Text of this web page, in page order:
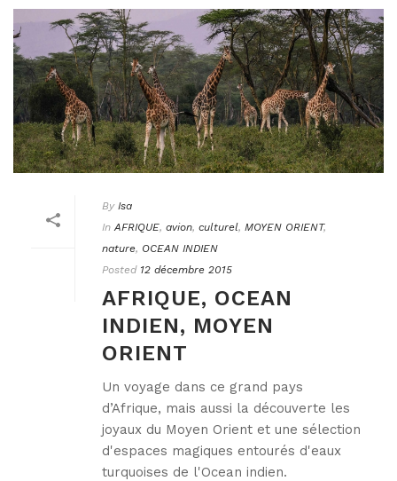
By Isa
In AFRIQUE, avion, culturel, MOYEN ORIENT,
nature, OCEAN INDIEN
Posted 12 décembre 2015
AFRIQUE, OCEAN
INDIEN, MOYEN
ORIENT
Un voyage dans ce grand pays
d’Afrique, mais aussi la découverte les
joyaux du Moyen Orient et une sélection
d'espaces magiques entourés d'eaux
turquoises de l'Ocean indien.